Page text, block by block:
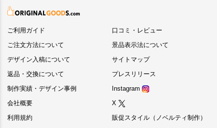
ご利用ガイド
ご注文方法について
デザイン入稿について
返品・交換について
制作実績・デザイン事例
会社概要
利用規約
口コミ・レビュー
景品表示法について
サイトマップ
プレスリリース
Instagram
X
販促スタイル（ノベルティ制作）